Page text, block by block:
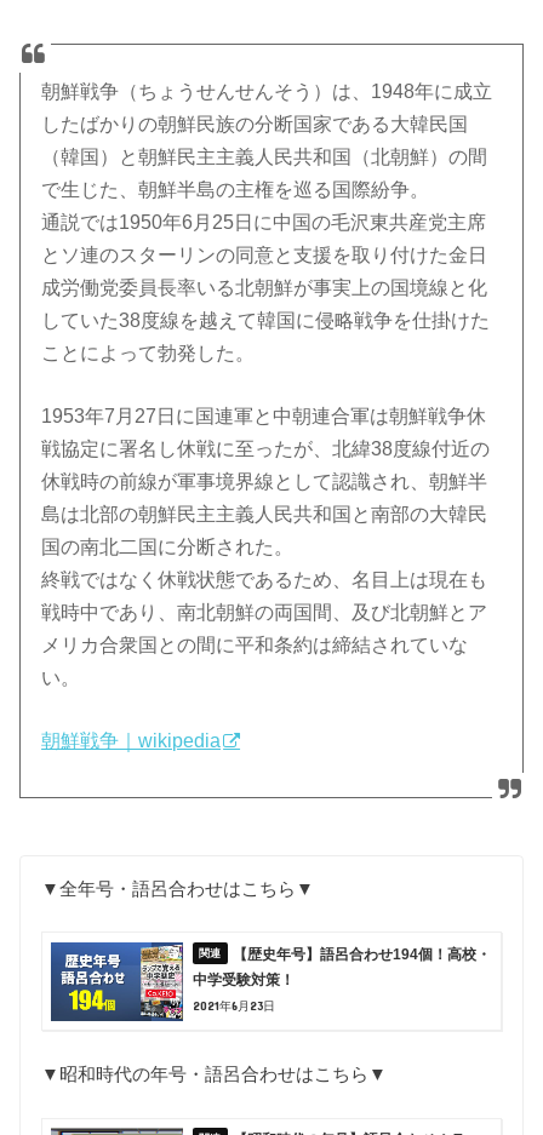
朝鮮戦争（ちょうせんせんそう）は、1948年に成立
したばかりの朝鮮民族の分断国家である大韓民国
（韓国）と朝鮮民主主義人民共和国（北朝鮮）の間
で生じた、朝鮮半島の主権を巡る国際紛争。
通説では1950年6月25日に中国の毛沢東共産党主席
とソ連のスターリンの同意と支援を取り付けた金日
成労働党委員長率いる北朝鮮が事実上の国境線と化
していた38度線を越えて韓国に侵略戦争を仕掛けた
ことによって勃発した。
1953年7月27日に国連軍と中朝連合軍は朝鮮戦争休
戦協定に署名し休戦に至ったが、北緯38度線付近の
休戦時の前線が軍事境界線として認識され、朝鮮半
島は北部の朝鮮民主主義人民共和国と南部の大韓民
国の南北二国に分断された。
終戦ではなく休戦状態であるため、名目上は現在も
戦時中であり、南北朝鮮の両国間、及び北朝鮮とア
メリカ合衆国との間に平和条約は締結されていな
い。
朝鮮戦争｜wikipedia
▼全年号・語呂合わせはこちら▼
【歴史年号】語呂合わせ194個！高校・
中学受験対策！
2021年6月23日
▼昭和時代の年号・語呂合わせはこちら▼